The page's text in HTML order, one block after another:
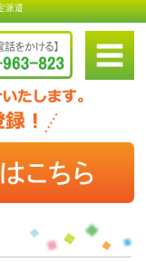
派遣